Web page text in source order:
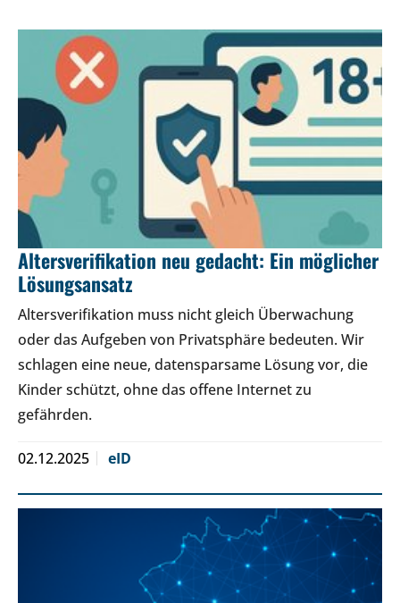
Altersverifikation neu gedacht: Ein möglicher
Lösungsansatz
Altersverifikation muss nicht gleich Überwachung
oder das Aufgeben von Privatsphäre bedeuten. Wir
schlagen eine neue, datensparsame Lösung vor, die
Kinder schützt, ohne das offene Internet zu
gefährden.
02.12.2025 eID